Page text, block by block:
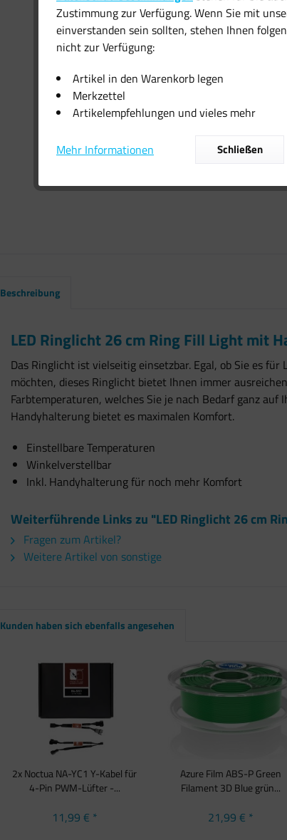
Beschreibung
LED Ringlicht 26 cm Ring Fill Light mit
Das Ringlicht ist vielseitig einsetzbar. Egal, ob Sie es
möchten, dieses Ringlicht bietet Ihnen immer
Farbtemperaturen, welches Sie je nach Bedarf ganz
Handyhalterung bietet es maximalen Komfort.
Einstellbare Temperaturen
Winkelverstellbar
Inkl. Handyhalterung für noch mehr Komfort
Weiterführende Links zu "LED Ringlicht 26 cm
Fragen zum Artikel?
Weitere Artikel von sonstige
Kunden haben sich ebenfalls angesehen
2x Noctua NA-YC1 Y-Kabel für
4-Pin PWM-Lüfter -...
11,99 € *
Azure Film ABS-P Green
Filament 3D Blue grün...
21,99 € *
Zustimmung zur Verfügung. Wenn Sie mit
einverstanden sein sollten, stehen Ihnen
nicht zur Verfügung:
Artikel in den Warenkorb legen
Merkzettel
Artikelempfehlungen und vieles mehr
Mehr Informationen Schließen